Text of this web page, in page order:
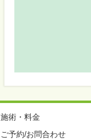
施術・料金
ご予約/お問合わせ